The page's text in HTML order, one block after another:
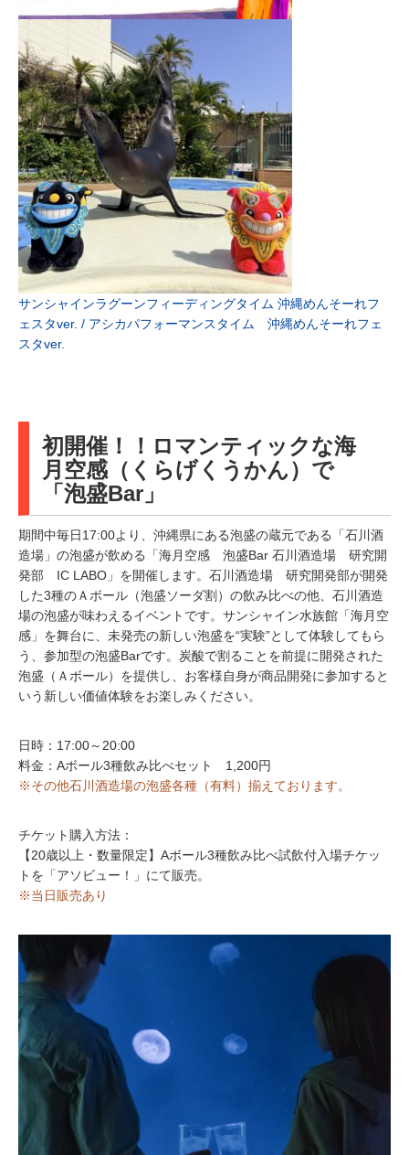
サンシャインラグーンフィーディングタイム 沖縄めんそーれフ
ェスタver. / アシカパフォーマンスタイム 沖縄めんそーれフェ
スタver.
初開催！！ロマンティックな海
月空感（くらげくうかん）で
「泡盛Bar」
期間中毎日17:00より、沖縄県にある泡盛の蔵元である「石川酒
造場」の泡盛が飲める「海月空感 泡盛Bar 石川酒造場 研究開
発部 IC LABO」を開催します。石川酒造場 研究開発部が開発
した3種のＡボール（泡盛ソーダ割）の飲み比べの他、石川酒造
場の泡盛が味わえるイベントです。サンシャイン水族館「海月空
感」を舞台に、未発売の新しい泡盛を“実験”として体験してもら
う、参加型の泡盛Barです。炭酸で割ることを前提に開発された
泡盛（Ａボール）を提供し、お客様自身が商品開発に参加すると
いう新しい価値体験をお楽しみください。
日時：17:00～20:00
料金：Aボール3種飲み比べセット 1,200円
※その他石川酒造場の泡盛各種（有料）揃えております。
チケット購入方法：
【20歳以上・数量限定】Aボール3種飲み比べ試飲付入場チケッ
トを「アソビュー！」にて販売。
※当日販売あり